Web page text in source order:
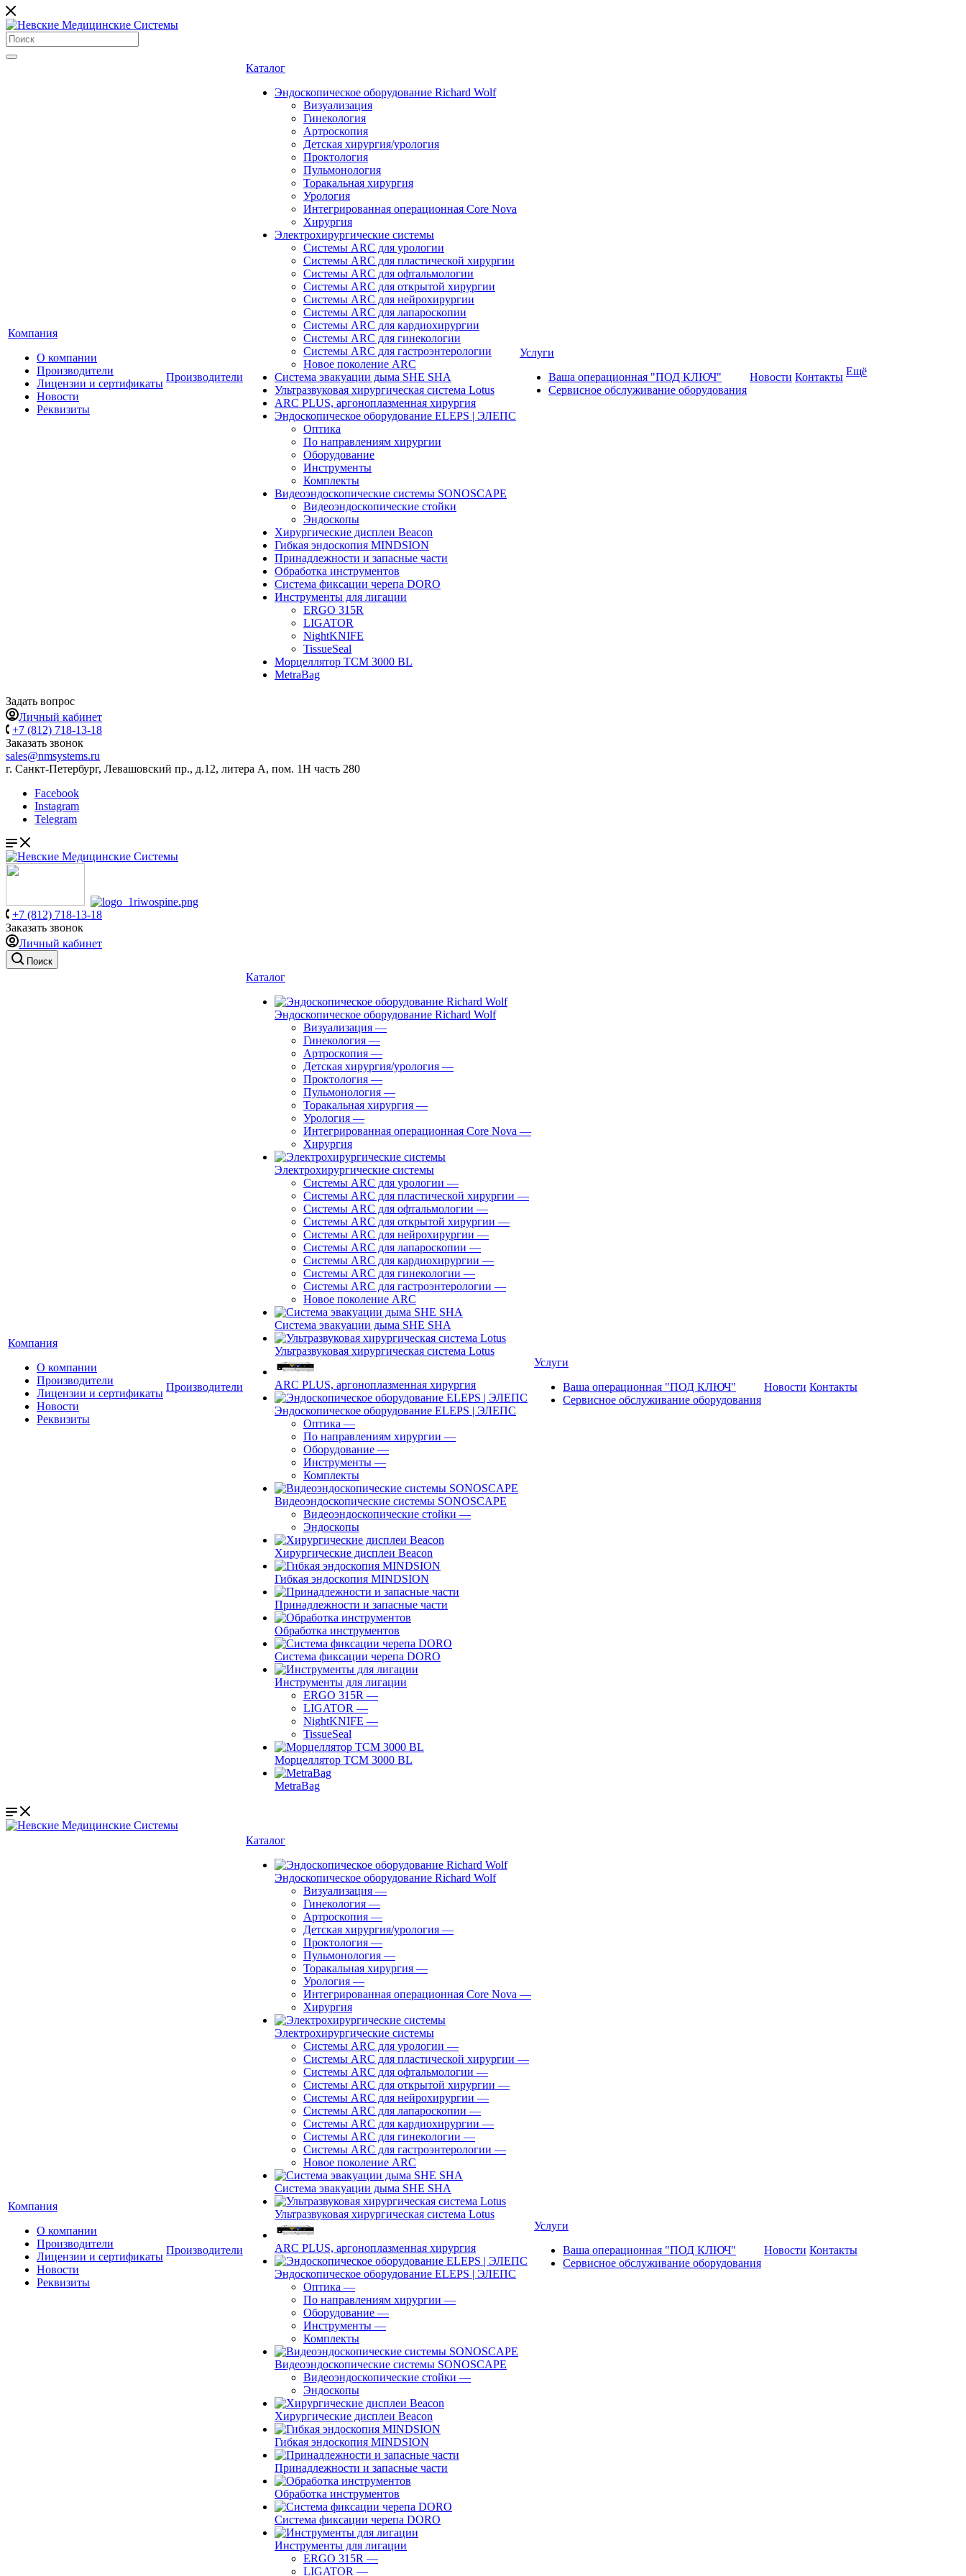
Компания
О компании
Производители
Лицензии и сертификаты
Новости
Реквизиты
Производители
Каталог
Эндоскопическое оборудование Richard Wolf
Визуализация
Гинекология
Артроскопия
Детская хирургия/урология
Проктология
Пульмонология
Торакальная хирургия
Урология
Интегрированная операционная Core Nova
Хирургия
Электрохирургические системы
Системы ARC для урологии
Системы ARC для пластической хирургии
Системы ARC для офтальмологии
Системы ARC для открытой хирургии
Системы ARC для нейрохирургии
Системы ARC для лапароскопии
Системы ARC для кардиохирургии
Системы ARC для гинекологии
Системы ARC для гастроэнтерологии
Новое поколение ARC
Система эвакуации дыма SHE SHA
Ультразвуковая хирургическая система Lotus
ARC PLUS, аргоноплазменная хирургия
Эндоскопическое оборудование ELEPS | ЭЛЕПС
Оптика
По направлениям хирургии
Оборудование
Инструменты
Комплекты
Видеоэндоскопические системы SONOSCAPE
Видеоэндоскопические стойки
Эндоскопы
Хирургические дисплеи Beacon
Гибкая эндоскопия MINDSION
Принадлежности и запасные части
Обработка инструментов
Система фиксации черепа DORO
Инструменты для лигации
ERGO 315R
LIGATOR
NightKNIFE
TissueSeal
Морцеллятор ТСМ 3000 BL
MetraBag
Услуги
Ваша операционная "ПОД КЛЮЧ"
Сервисное обслуживание оборудования
Новости Контакты Ещё
Задать вопрос
Личный кабинет
+7 (812) 718-13-18
Заказать звонок
sales@nmsystems.ru
г. Санкт-Петербург, Левашовский пр., д.12, литера А, пом. 1Н часть 280
Facebook
Instagram
Telegram
+7 (812) 718-13-18
Заказать звонок
Личный кабинет
Поиск
Компания
О компании
Производители
Лицензии и сертификаты
Новости
Реквизиты
Производители
Каталог
Эндоскопическое оборудование Richard Wolf
Визуализация —
Гинекология —
Артроскопия —
Детская хирургия/урология —
Проктология —
Пульмонология —
Торакальная хирургия —
Урология —
Интегрированная операционная Core Nova —
Хирургия
Электрохирургические системы
Системы ARC для урологии —
Системы ARC для пластической хирургии —
Системы ARC для офтальмологии —
Системы ARC для открытой хирургии —
Системы ARC для нейрохирургии —
Системы ARC для лапароскопии —
Системы ARC для кардиохирургии —
Системы ARC для гинекологии —
Системы ARC для гастроэнтерологии —
Новое поколение ARC
Система эвакуации дыма SHE SHA
Ультразвуковая хирургическая система Lotus
ARC PLUS, аргоноплазменная хирургия
Эндоскопическое оборудование ELEPS | ЭЛЕПС
Оптика —
По направлениям хирургии —
Оборудование —
Инструменты —
Комплекты
Видеоэндоскопические системы SONOSCAPE
Видеоэндоскопические стойки —
Эндоскопы
Хирургические дисплеи Beacon
Гибкая эндоскопия MINDSION
Принадлежности и запасные части
Обработка инструментов
Система фиксации черепа DORO
Инструменты для лигации
ERGO 315R —
LIGATOR —
NightKNIFE —
TissueSeal
Морцеллятор ТСМ 3000 BL
MetraBag
Услуги
Ваша операционная "ПОД КЛЮЧ"
Сервисное обслуживание оборудования
Новости Контакты
Компания
О компании
Производители
Лицензии и сертификаты
Новости
Реквизиты
Производители
Каталог
Эндоскопическое оборудование Richard Wolf
Визуализация —
Гинекология —
Артроскопия —
Детская хирургия/урология —
Проктология —
Пульмонология —
Торакальная хирургия —
Урология —
Интегрированная операционная Core Nova —
Хирургия
Электрохирургические системы
Системы ARC для урологии —
Системы ARC для пластической хирургии —
Системы ARC для офтальмологии —
Системы ARC для открытой хирургии —
Системы ARC для нейрохирургии —
Системы ARC для лапароскопии —
Системы ARC для кардиохирургии —
Системы ARC для гинекологии —
Системы ARC для гастроэнтерологии —
Новое поколение ARC
Система эвакуации дыма SHE SHA
Ультразвуковая хирургическая система Lotus
ARC PLUS, аргоноплазменная хирургия
Эндоскопическое оборудование ELEPS | ЭЛЕПС
Оптика —
По направлениям хирургии —
Оборудование —
Инструменты —
Комплекты
Видеоэндоскопические системы SONOSCAPE
Видеоэндоскопические стойки —
Эндоскопы
Хирургические дисплеи Beacon
Гибкая эндоскопия MINDSION
Принадлежности и запасные части
Обработка инструментов
Система фиксации черепа DORO
Инструменты для лигации
ERGO 315R —
LIGATOR —
Услуги
Ваша операционная "ПОД КЛЮЧ"
Сервисное обслуживание оборудования
Новости Контакты